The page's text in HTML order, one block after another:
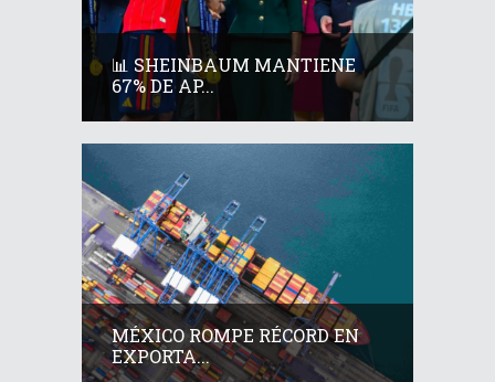
📊 SHEINBAUM MANTIENE
67% DE AP...
MÉXICO ROMPE RÉCORD EN
EXPORTA...